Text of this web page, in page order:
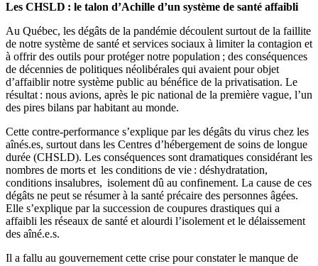
Les CHSLD : le talon d’Achille d’un système de santé affaibli
Au Québec, les dégâts de la pandémie découlent surtout de la faillite
de notre système de santé et services sociaux à limiter la contagion et
à offrir des outils pour protéger notre population ; des conséquences
de décennies de politiques néolibérales qui avaient pour objet
d’affaiblir notre système public au bénéfice de la privatisation. Le
résultat : nous avions, après le pic national de la première vague, l’un
des pires bilans par habitant au monde.
Cette contre-performance s’explique par les dégâts du virus chez les
aînés.es, surtout dans les Centres d’hébergement de soins de longue
durée (CHSLD). Les conséquences sont dramatiques considérant les
nombres de morts et les conditions de vie : déshydratation,
conditions insalubres, isolement dû au confinement. La cause de ces
dégâts ne peut se résumer à la santé précaire des personnes âgées.
Elle s’explique par la succession de coupures drastiques qui a
affaibli les réseaux de santé et alourdi l’isolement et le délaissement
des aîné.e.s.
Il a fallu au gouvernement cette crise pour constater le manque de